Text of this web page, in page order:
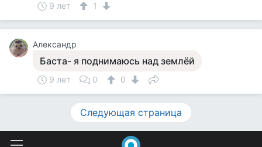
9 лет 1
Александр
Баста- я поднимаюсь над землёй
9 лет 0 0
Следующая страница